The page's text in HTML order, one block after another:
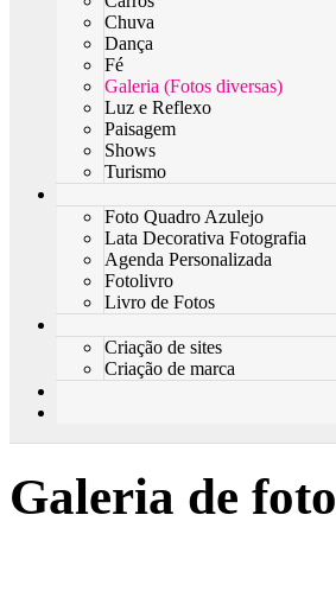
Chuva
Dança
Fé
Galeria (Fotos diversas)
Luz e Reflexo
Paisagem
Shows
Turismo
Foto Quadro Azulejo
Lata Decorativa Fotografia
Agenda Personalizada
Fotolivro
Livro de Fotos
Criação de sites
Criação de marca
Galeria de